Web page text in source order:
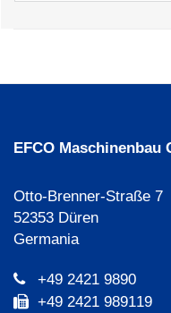
EFCO Maschinenbau
Otto-Brenner-Straße 7
52353 Düren
Germania
+49 2421 9890
+49 2421 989119